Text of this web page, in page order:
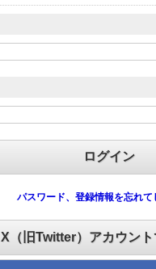
パスワード、登録情報を忘れて
X（旧Twitter）アカウン